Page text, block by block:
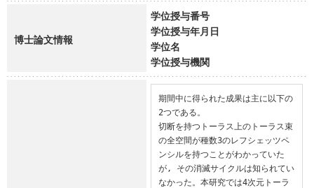
博士論文情報
学位授与番号
学位授与年月日
学位名
学位授与機関
期間中に得られた成果は主に以下の
2つである。
切断を持つトーラス上のトーラス束
の全空間が種数3のレフシェッツペ
ンシルを持つことがわかっていた
が, その消滅サイクルは知られてい
なかった。本研究では4次元トーラ